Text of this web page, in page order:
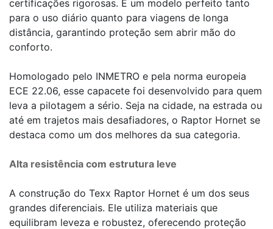
certificações rigorosas. É um modelo perfeito tanto
para o uso diário quanto para viagens de longa
distância, garantindo proteção sem abrir mão do
conforto.
Homologado pelo INMETRO e pela norma europeia
ECE 22.06, esse capacete foi desenvolvido para quem
leva a pilotagem a sério. Seja na cidade, na estrada ou
até em trajetos mais desafiadores, o Raptor Hornet se
destaca como um dos melhores da sua categoria.
Alta resistência com estrutura leve
A construção do Texx Raptor Hornet é um dos seus
grandes diferenciais. Ele utiliza materiais que
equilibram leveza e robustez, oferecendo proteção